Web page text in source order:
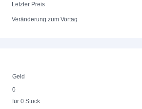
Letzter Preis
Veränderung zum Vortag
Geld
0
für 0 Stück